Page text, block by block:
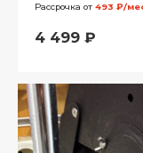
Рассрочка от 493 ₽/
4 499 ₽